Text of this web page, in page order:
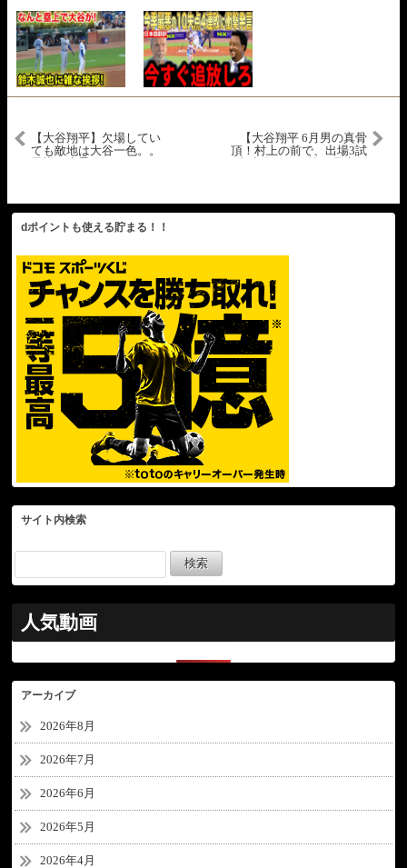
【大谷翔平】欠場してい
ても敵地は大谷一色。。
【大谷翔平 6月男の真骨
頂！村上の前で、出場3試
MLB2026シーズン 6.14
dポイントも使える貯まる！！
サイト内検索
人気動画
アーカイブ
2026年8月
2026年7月
2026年6月
2026年5月
2026年4月